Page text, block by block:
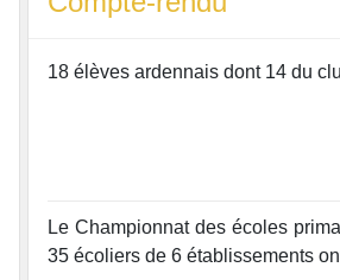
18 élèves ardennais dont 14 du
Le Championnat des écoles
35 écoliers de 6 établissements